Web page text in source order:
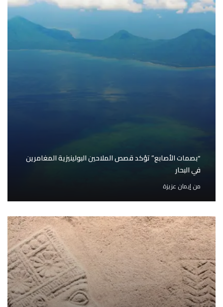
“بصمات الأصابع” تؤكد قصص الملاحين البولينيزية المغامرين
في البحار
منإيمان عزيزة